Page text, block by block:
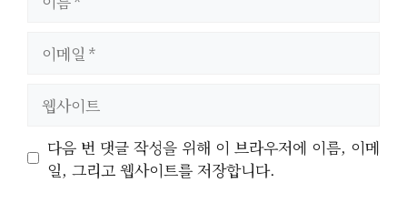
트
다음 번 댓글 작성을 위해 이 브라우저에 이름, 이메
일, 그리고 웹사이트를 저장합니다.